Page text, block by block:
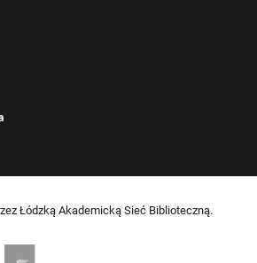
Łódzką Akademicką Sieć Biblioteczną.